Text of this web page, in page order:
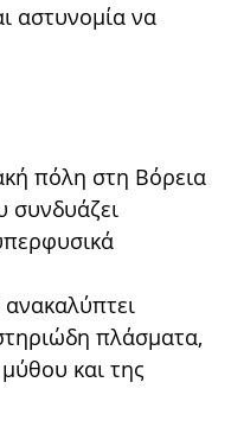
αστυνομία να
πόλη στη Βόρεια
συνδυάζει
πλάσματα,
και της